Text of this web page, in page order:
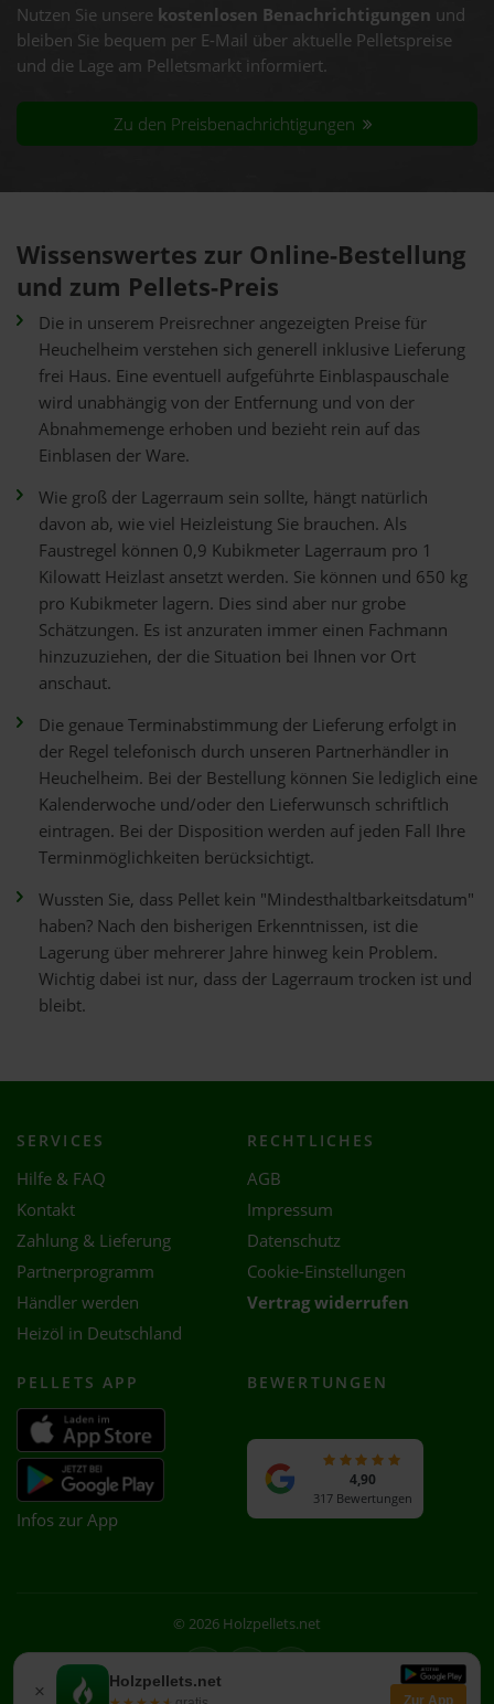
Nutzen Sie unsere kostenlosen Benachrichtigungen und
bleiben Sie bequem per E-Mail über aktuelle Pelletspreise
und die Lage am Pelletsmarkt informiert.
Zu den Preisbenachrichtigungen
Wissenswertes zur Online-Bestellung
und zum Pellets-Preis
Die in unserem Preisrechner angezeigten Preise für
Heuchelheim verstehen sich generell inklusive Lieferung
frei Haus. Eine eventuell aufgeführte Einblaspauschale
wird unabhängig von der Entfernung und von der
Abnahmemenge erhoben und bezieht rein auf das
Einblasen der Ware.
Wie groß der Lagerraum sein sollte, hängt natürlich
davon ab, wie viel Heizleistung Sie brauchen. Als
Faustregel können 0,9 Kubikmeter Lagerraum pro 1
Kilowatt Heizlast ansetzt werden. Sie können und 650 kg
pro Kubikmeter lagern. Dies sind aber nur grobe
Schätzungen. Es ist anzuraten immer einen Fachmann
hinzuzuziehen, der die Situation bei Ihnen vor Ort
anschaut.
Die genaue Terminabstimmung der Lieferung erfolgt in
der Regel telefonisch durch unseren Partnerhändler in
Heuchelheim. Bei der Bestellung können Sie lediglich eine
Kalenderwoche und/oder den Lieferwunsch schriftlich
eintragen. Bei der Disposition werden auf jeden Fall Ihre
Terminmöglichkeiten berücksichtigt.
Wussten Sie, dass Pellet kein "Mindesthaltbarkeitsdatum"
haben? Nach den bisherigen Erkenntnissen, ist die
Lagerung über mehrerer Jahre hinweg kein Problem.
Wichtig dabei ist nur, dass der Lagerraum trocken ist und
bleibt.
× Holzpellets.net
Zur App
SERVICES
Hilfe & FAQ
Kontakt
Zahlung & Lieferung
Partnerprogramm
Händler werden
Heizöl in Deutschland
RECHTLICHES
AGB
Impressum
Datenschutz
Cookie-Einstellungen
Vertrag widerrufen
PELLETS APP
Infos zur App
BEWERTUNGEN
4,90
317 Bewertungen
© 2026 Holzpellets.net
Facebook